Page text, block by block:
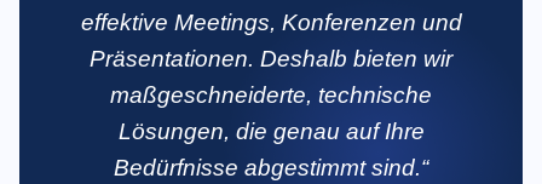
effektive Meetings, Konferenzen und
Präsentationen. Deshalb bieten wir
maßgeschneiderte, technische
Lösungen, die genau auf Ihre
Bedürfnisse abgestimmt sind.“